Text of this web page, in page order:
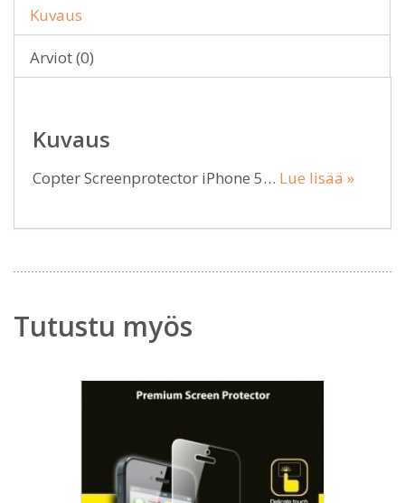
Kuvaus
Arviot (0)
Kuvaus
Copter Screenprotector iPhone 5… Lue lisää »
Tutustu myös